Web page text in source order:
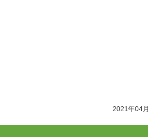
2021年04